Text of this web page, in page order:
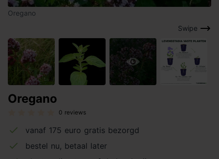
Swipe
Oregano
Oregano
0 reviews
vanaf 175 euro gratis bezorgd
bestel nu, betaal later